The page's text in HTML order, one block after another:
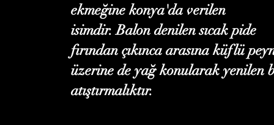
ekmeğine konya'da verilen
isimdir. Balon denilen sıcak pide
fırından çıkınca arasına küflü
üzerine de yağ konularak yenilen
atıştırmalıktır.